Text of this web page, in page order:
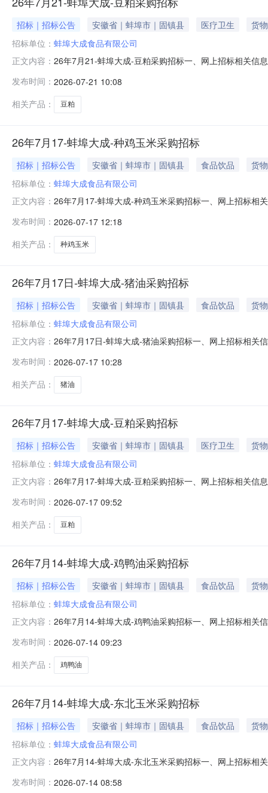
招标｜招标公告 安徽省｜蚌埠市｜固镇县 医疗卫生
货物
招标单位： 蚌埠大成食品有限公司
正文内容： 26年7月21-蚌埠大成-豆粕采购招标一、网上招标相关信
货时间2025年8月15日前2.招标时间：2025年7月213.招
发布时间： 2026-07-21 10:08
相关产品：
豆粕
26年7月17-蚌埠大成-种鸡玉米采购招标
招标｜招标公告 安徽省｜蚌埠市｜固镇县 食品饮品
货物
招标单位： 蚌埠大成食品有限公司
正文内容： 26年7月17-蚌埠大成-种鸡玉米采购招标一、网上招标相
zb.com.cn4.交货地点：安徽省蚌埠市固镇县连城镇智慧
发布时间： 2026-07-17 12:18
相关产品：
种鸡玉米
26年7月17日-蚌埠大成-猪油采购招标
招标｜招标公告 安徽省｜蚌埠市｜固镇县 食品饮品
货物
招标单位： 蚌埠大成食品有限公司
正文内容： 26年7月17日-蚌埠大成-猪油采购招标一、网上招标相关
食品有限公司智慧饲料厂5.投标资格：大成集团合格供
发布时间： 2026-07-17 10:28
相关产品：
猪油
26年7月17-蚌埠大成-豆粕采购招标
招标｜招标公告 安徽省｜蚌埠市｜固镇县 医疗卫生
货物
招标单位： 蚌埠大成食品有限公司
正文内容： 26年7月17-蚌埠大成-豆粕采购招标一、网上招标相关信
货时间2025年8月5日前2.招标时间：2025年7月173.招
发布时间： 2026-07-17 09:52
相关产品：
豆粕
26年7月14-蚌埠大成-鸡鸭油采购招标
招标｜招标公告 安徽省｜蚌埠市｜固镇县 食品饮品
货物
招标单位： 蚌埠大成食品有限公司
正文内容： 26年7月14-蚌埠大成-鸡鸭油采购招标一、网上招标相关
埠市固镇县连城镇蚌埠大成食品有限公司智慧饲料厂5.
发布时间： 2026-07-14 09:23
相关产品：
鸡鸭油
26年7月14-蚌埠大成-东北玉米采购招标
招标｜招标公告 安徽省｜蚌埠市｜固镇县 食品饮品
货物
招标单位： 蚌埠大成食品有限公司
正文内容： 26年7月14-蚌埠大成-东北玉米采购招标一、网上招标相
zb.com.cn4.交货地点：安徽省蚌埠市固镇县连城镇智慧
发布时间： 2026-07-14 08:58